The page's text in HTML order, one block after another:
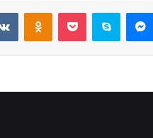
VKontakteOdnoklassniki
Pocket Skype